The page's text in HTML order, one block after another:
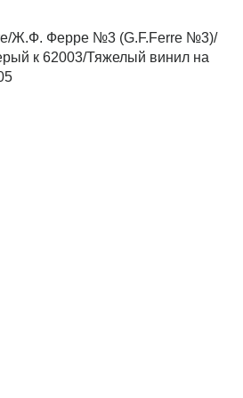
Рассчитать
Ж.Ф. Ферре №3 (G.F.Ferre №3)/
к 62003/Тяжелый винил на